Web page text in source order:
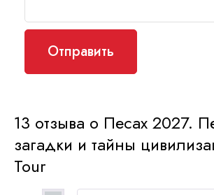
13 отзыва о Песах 2027.
загадки и тайны
Tour